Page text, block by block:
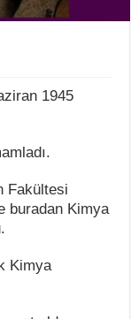
1945
Fakültesi
buradan Kimya
Kimya